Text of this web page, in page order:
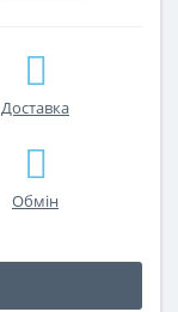
Доставка
Обмін